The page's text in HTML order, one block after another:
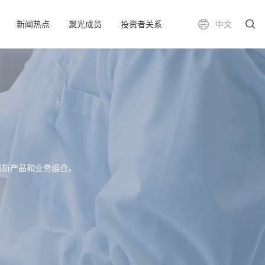
中文
新闻热点 聚光成员 投资者关系
产品和业务组合。